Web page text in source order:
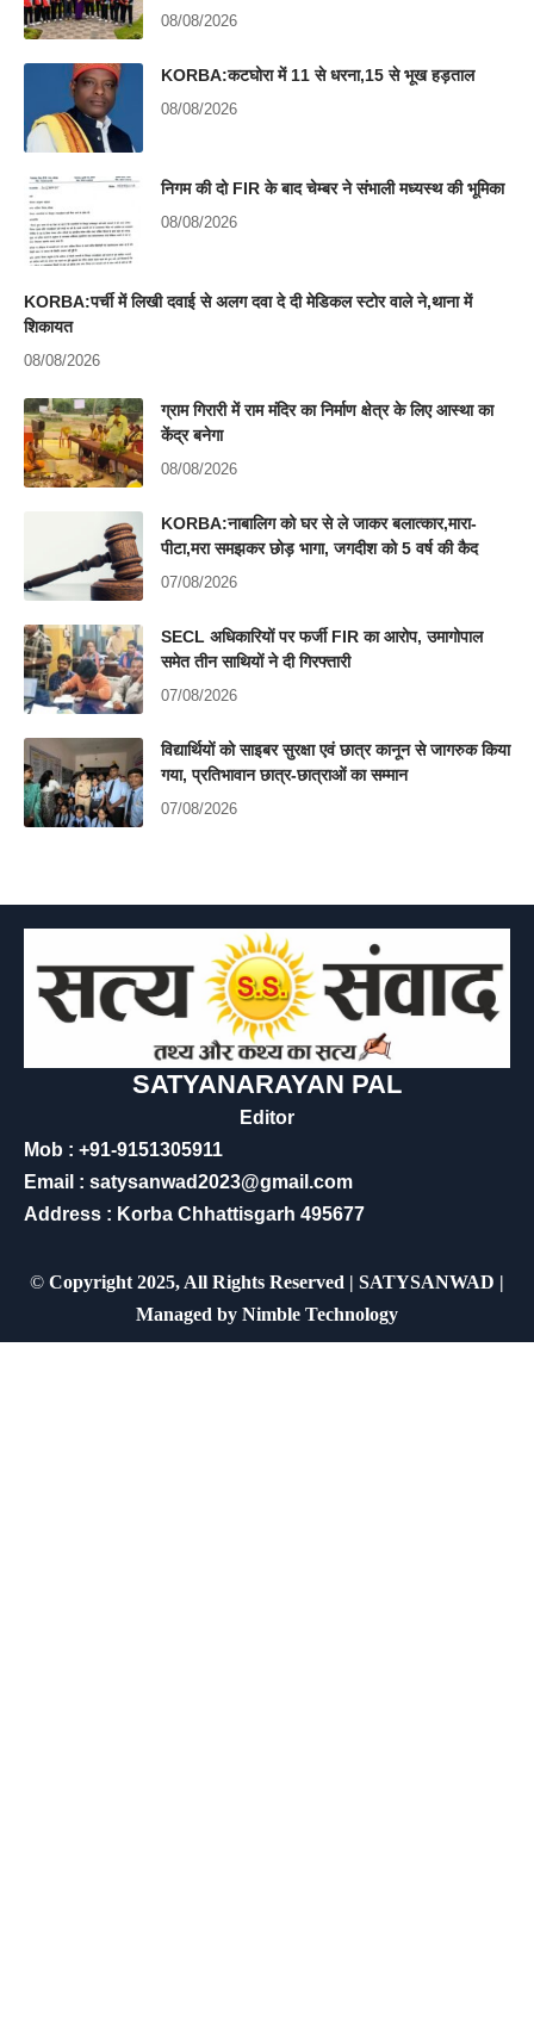
08/08/2026
KORBA:कटघोरा में 11 से धरना,15 से भूख हड़ताल
08/08/2026
निगम की दो FIR के बाद चेम्बर ने संभाली मध्यस्थ की भूमिका
08/08/2026
KORBA:पर्ची में लिखी दवाई से अलग दवा दे दी मेडिकल स्टोर वाले ने,थाना में
शिकायत
08/08/2026
ग्राम गिरारी में राम मंदिर का निर्माण क्षेत्र के लिए आस्था का
केंद्र बनेगा
08/08/2026
KORBA:नाबालिग को घर से ले जाकर बलात्कार,मारा-
पीटा,मरा समझकर छोड़ भागा, जगदीश को 5 वर्ष की कैद
07/08/2026
SECL अधिकारियों पर फर्जी FIR का आरोप, उमागोपाल
समेत तीन साथियों ने दी गिरफ्तारी
07/08/2026
विद्यार्थियों को साइबर सुरक्षा एवं छात्र कानून से जागरुक किया
गया, प्रतिभावान छात्र-छात्राओं का सम्मान
07/08/2026
SATYANARAYAN PAL
Editor
Mob : +91-9151305911
Email : satysanwad2023@gmail.com
Address : Korba Chhattisgarh 495677
© Copyright 2025, All Rights Reserved | SATYSANWAD |
Managed by Nimble Technology